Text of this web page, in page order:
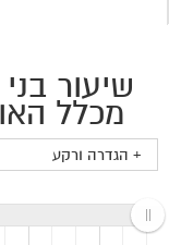
מכלל
+ הגדרה ורקע